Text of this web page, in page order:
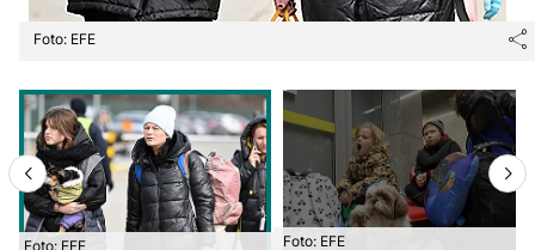
Foto: EFE
Foto: EFE Foto: EFE